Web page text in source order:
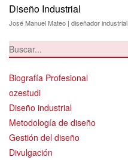
Diseño Industrial
José Manuel Mateo | diseñador industrial
Biografía Profesional
ozestudi
Diseño industrial
Metodología de diseño
Gestión del diseño
Divulgación